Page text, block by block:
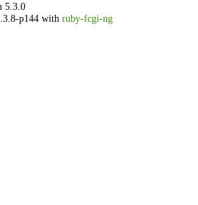
5.3.0
p144 with ruby-fcgi-ng